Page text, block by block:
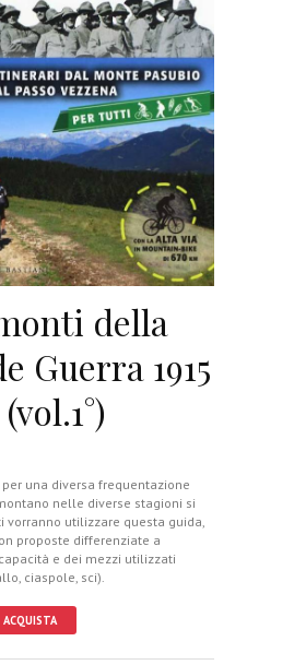
della
Guerra 1915
una diversa frequentazione
nelle diverse stagioni si
vorranno utilizzare questa guida,
proposte differenziate a
e dei mezzi utilizzati
ciaspole, sci).
ACQUISTA